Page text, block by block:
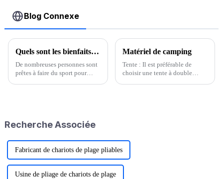
Blog Connexe
Quels sont les bienfaits du canoë pour la santé ?
De nombreuses personnes sont
prêtes à faire du sport pour
intérieur peut…
Matériel de camping
Tente : Il est préférable de
choisir une tente à double
Recherche Associée
Fabricant de chariots de plage pliables
Usine de pliage de chariots de plage